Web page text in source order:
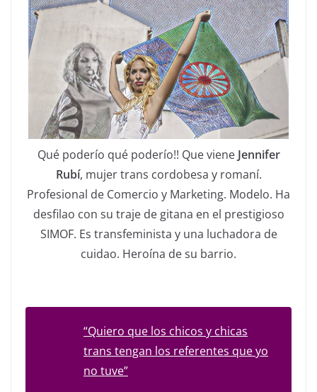
Qué poderío qué poderío!! Que viene Jennifer
Rubí, mujer trans cordobesa y romaní.
Profesional de Comercio y Marketing. Modelo. Ha
desfilao con su traje de gitana en el prestigioso
SIMOF. Es transfeminista y una luchadora de
cuidao. Heroína de su barrio.
“Quiero que los chicos y chicas
trans tengan los referentes que yo
no tuve”